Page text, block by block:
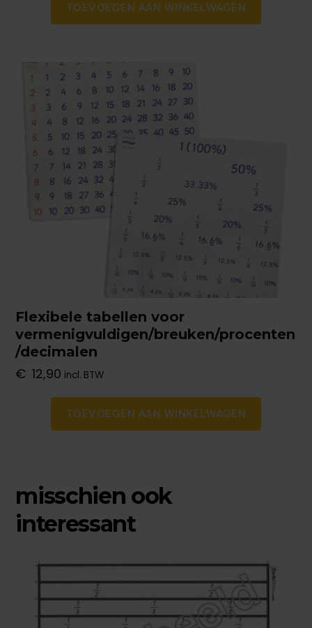
TOEVOEGEN AAN WINKELWAGEN
Flexibele tabellen voor
vermenigvuldigen/breuken/procenten
/decimalen
€ 12,90 incl. BTW
TOEVOEGEN AAN WINKELWAGEN
misschien ook
interessant